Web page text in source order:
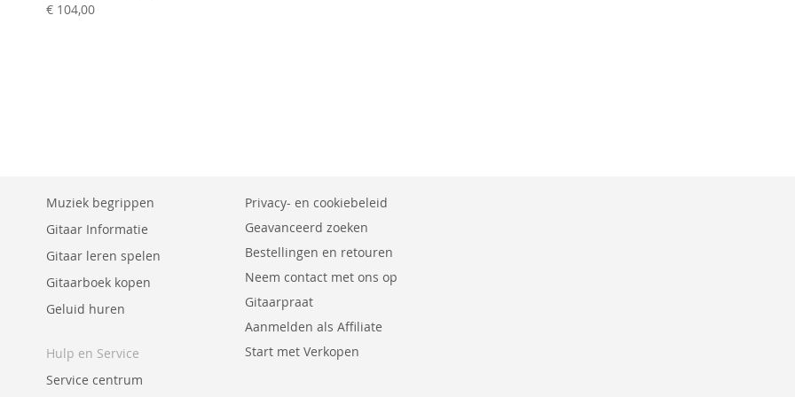
prijs
€ 104,00
Muziek begrippen
Gitaar Informatie
Gitaar leren spelen
Gitaarboek kopen
Geluid huren
Hulp en Service
Service centrum
Privacy- en cookiebeleid
Geavanceerd zoeken
Bestellingen en retouren
Neem contact met ons op
Gitaarpraat
Aanmelden als Affiliate
Start met Verkopen